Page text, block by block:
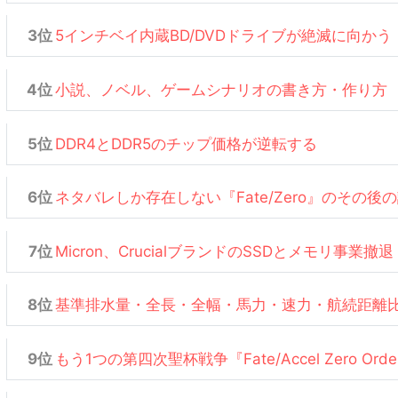
5インチベイ内蔵BD/DVDドライブが絶滅に向かう
小説、ノベル、ゲームシナリオの書き方・作り方
DDR4とDDR5のチップ価格が逆転する
ネタバレしか存在しない『Fate/Zero』のその後
Micron、CrucialブランドのSSDとメモリ事業撤退
基準排水量・全長・全幅・馬力・速力・航続距離
もう1つの第四次聖杯戦争『Fate/Accel Zero